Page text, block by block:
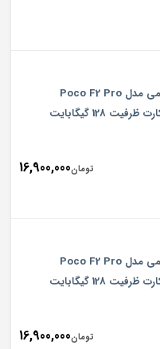
گوشی موبایل شیائومی مدل Poco F2 Pro
تومان16,900,000
گوشی موبایل شیائومی مدل Poco F2 Pro
تومان16,900,000